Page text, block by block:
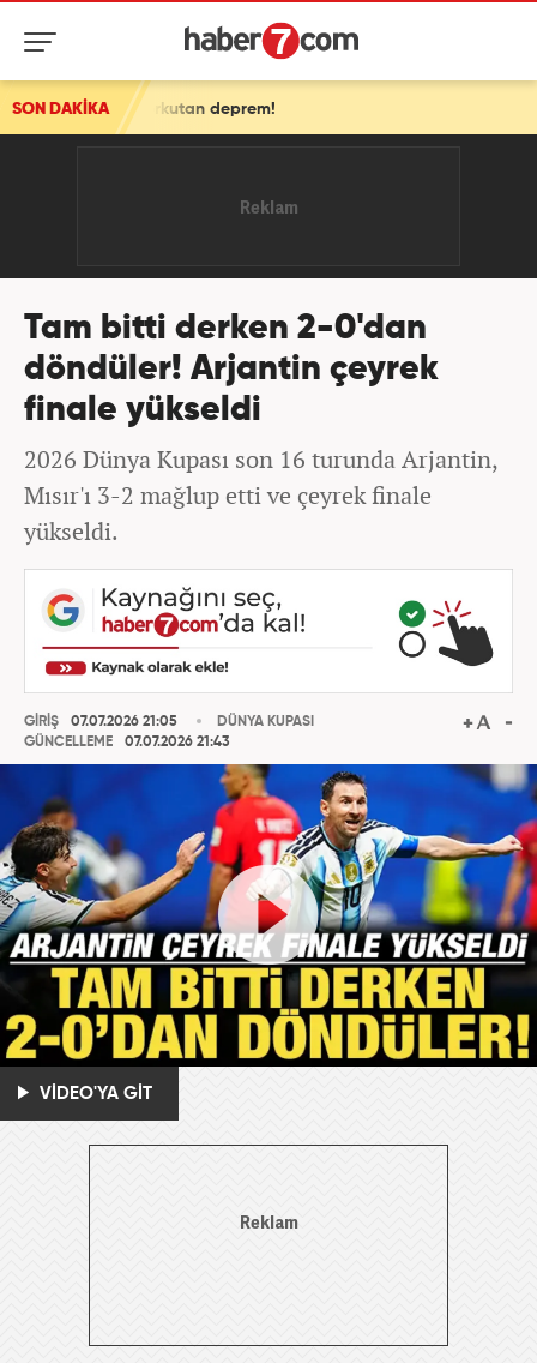
SON DAKİKAdeprem!
Tam bitti derken 2-0'dan
döndüler! Arjantin çeyrek
finale yükseldi
2026 Dünya Kupası son 16 turunda Arjantin,
Mısır'ı 3-2 mağlup etti ve çeyrek finale
yükseldi.
GİRİŞ
07.07.2026 21:05
GÜNCELLEME
07.07.2026 21:43
DÜNYA KUPASI
VİDEO'YA GİT